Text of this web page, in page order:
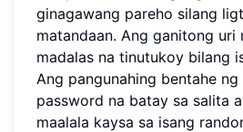
ginagawang pareho silang
matandaan. Ang ganitong uri
madalas na tinutukoy bilang
Ang pangunahing bentahe
password na batay sa salita
maalala kaysa sa isang